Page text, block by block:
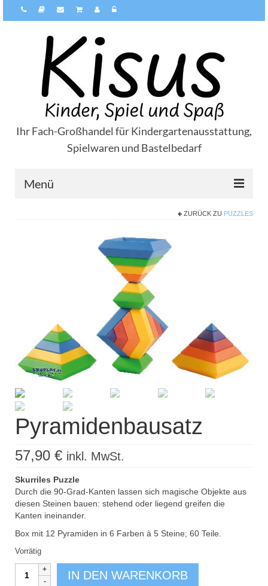
Ihr Fach-Großhandel für Kindergartenausstattung,
Spielwaren und Bastelbedarf
Menü
Kisus Katalog anfordern
Kontakt
Log In / Mein Konto
Products
search
ZURÜCK ZU PUZZLES
Pyramidenbausatz
57,90 € inkl. MwSt.
Skurriles Puzzle
Durch die 90-Grad-Kanten lassen sich magische Objekte aus
diesen Steinen bauen: stehend oder liegend greifen die
Kanten ineinander.
Box mit 12 Pyramiden in 6 Farben à 5 Steine; 60 Teile.
Vorrätig
Pyramidenbausatz
Menge
IN DEN WARENKORB